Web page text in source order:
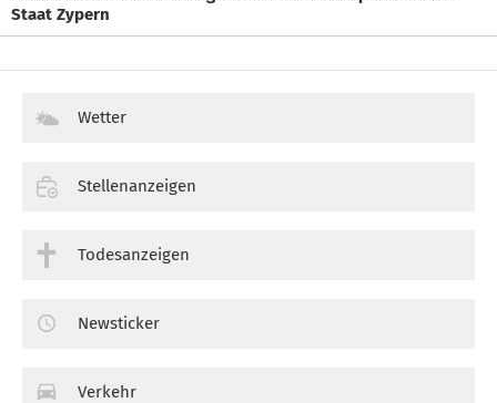
Staat Zypern
Wetter
Stellenanzeigen
Todesanzeigen
Newsticker
Verkehr